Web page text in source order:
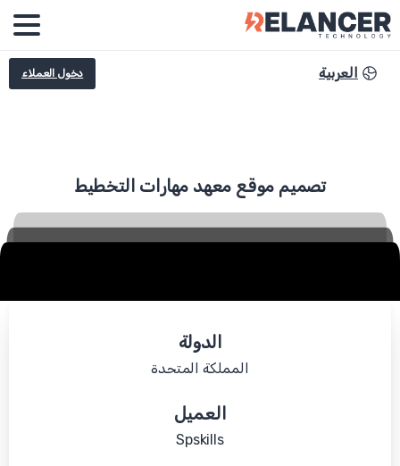
دخول العملاء العربية
تصميم موقع معهد مهارات التخطيط
الدولة
المملكة المتحدة
العميل
Spskills